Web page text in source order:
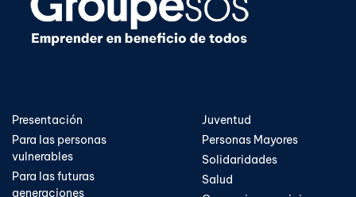
Presentación
Para las personas
vulnerables
Para las futuras
generaciones
Juventud
Personas Mayores
Solidaridades
Salud